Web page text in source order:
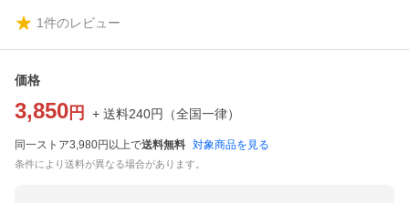
1件のレビュー
価格
3,850 円 + 送料240円 （全国一律）
同一ストア3,980円以上で送料無料 対象商品を見る
条件により送料が異なる場合があります。